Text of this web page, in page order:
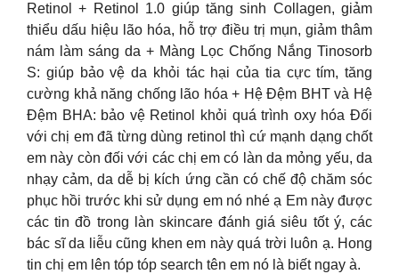
Retinol + Retinol 1.0 giúp tăng sinh Collagen, giảm
thiểu dấu hiệu lão hóa, hỗ trợ điều trị mụn, giảm thâm
nám làm sáng da + Màng Lọc Chống Nắng Tinosorb
S: giúp bảo vệ da khỏi tác hại của tia cực tím, tăng
cường khả năng chống lão hóa + Hệ Đệm BHT và Hệ
Đệm BHA: bảo vệ Retinol khỏi quá trình oxy hóa Đối
với chị em đã từng dùng retinol thì cứ mạnh dạng chốt
em này còn đối với các chị em có làn da mỏng yếu, da
nhạy cảm, da dễ bị kích ứng cần có chế độ chăm sóc
phục hồi trước khi sử dụng em nó nhé ạ Em này được
các tin đồ trong làn skincare đánh giá siêu tốt ý, các
bác sĩ da liễu cũng khen em này quá trời luôn ạ. Hong
tin chị em lên tóp tóp search tên em nó là biết ngay à.